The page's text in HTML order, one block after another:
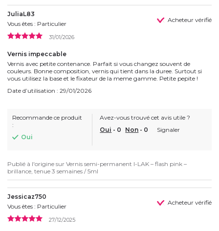
JuliaL83
Vous êtes : Particulier
Acheteur vérifié
31/01/2026
Vernis impeccable
Vernis avec petite contenance. Parfait si vous changez souvent de
couleurs. Bonne composition, vernis qui tient dans la duree. Surtout si
vous utilisez la base et le fixateur de la meme gamme. Petite pepite !
Date d’utilisation : 29/01/2026
Recommande ce produit
:
Oui
Avez-vous trouvé cet avis utile ?
Oui - 0 Non - 0 Signaler
Publié à l'origine sur Vernis semi-permanent I-LAK – flash pink –
brillance, tenue 3 semaines / 5ml
Jessicaz750
Vous êtes : Particulier
Acheteur vérifié
27/12/2025